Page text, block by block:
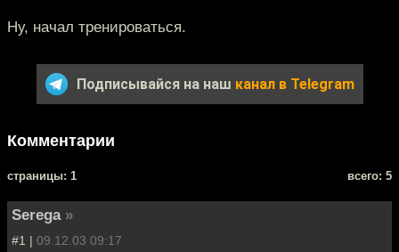
Ну, начал тренироваться.
Подписывайся на наш канал в Telegram
Комментарии
cтраницы: 1 всего: 5
Serega »
#1 | 09.12.03 09:17